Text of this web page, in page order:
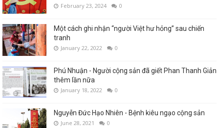
February 23, 2024 0
Một cách ghi nhận “người Việt hư hỏng” sau chiến
tranh
January 22, 2022 0
Phú Nhuận - Người cộng sản đã giết Phan Thanh Giản
thêm lần nữa
January 18, 2022 0
Nguyễn Đức Hạo Nhiên - Bệnh kiêu ngạo cộng sản
June 28, 2021 0